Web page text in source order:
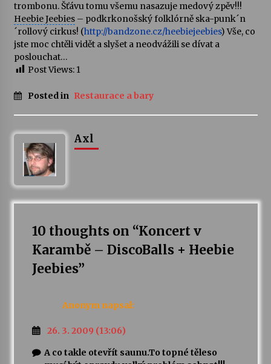
Letní koncerty ve Stromovce: Kolchoz a
Jenakaši
28. 7. 2026
22. 7. 2026
Ozvěny prázdnin
14. 7. 2026
13. 7. 2026
Želiv
trombonu. Šťávu tomu všemu nasazuje medový zpěv!!!
Heebie Jeebies– podkrkonošský folklórně ska-punk´n
´rollový cirkus! (http://bandzone.cz/heebiejeebies) Vše, co
jste moc chtěli vidět a slyšet a neodvážili se dívat a
poslouchat…
Post Views: 1
Posted in Restaurace a bary
Axl
10 thoughts on “Koncert v
Karambě – DiscoBalls + Heebie
Jeebies”
Anonym napsal:
26. 3. 2009 (13:06)
A co takle otevřít saunu.To topné těleso